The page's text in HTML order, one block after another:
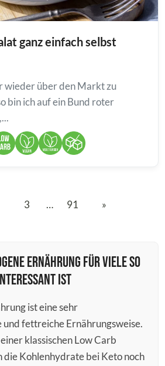
ganz einfach selbst
wieder über den Markt zu
bin ich auf ein Bund roter
3 … 91 »
Ernährung für viele so
ist
ist eine sehr
fettreiche Ernährungsweise.
klassischen Low Carb
die Kohlenhydrate bei Keto noch